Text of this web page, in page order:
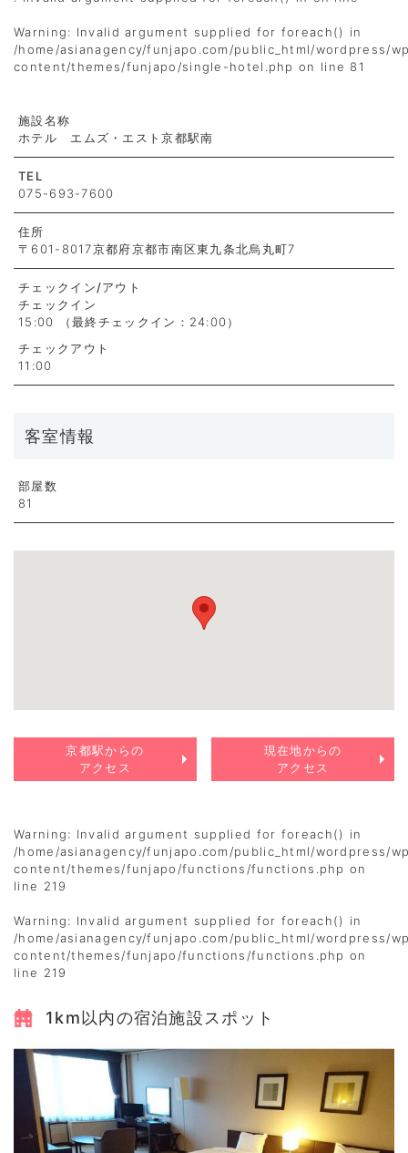
Warning: Invalid argument supplied for foreach() in
/home/asianagency/funjapo.com/public_html/wordpress/
content/themes/funjapo/single-hotel.php on line 81
施設名称
ホテル エムズ・エスト京都駅南
TEL
075-693-7600
住所
〒601-8017京都府京都市南区東九条北烏丸町7
チェックイン/アウト
チェックイン
15:00 （最終チェックイン：24:00）
チェックアウト
11:00
客室情報
部屋数
81
京都駅からの
アクセス
現在地からの
アクセス
Warning: Invalid argument supplied for foreach() in
/home/asianagency/funjapo.com/public_html/wordpress/
content/themes/funjapo/functions/functions.php on
line 219
Warning: Invalid argument supplied for foreach() in
/home/asianagency/funjapo.com/public_html/wordpress/
content/themes/funjapo/functions/functions.php on
line 219
1km以内の宿泊施設スポット